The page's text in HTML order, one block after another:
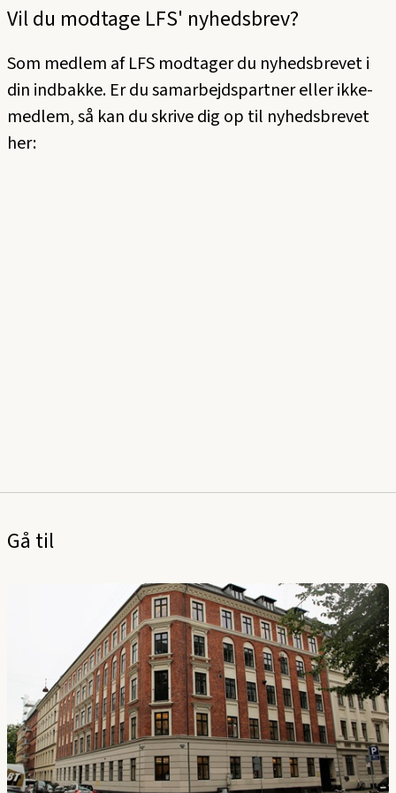
Vil du modtage LFS' nyhedsbrev?
Som medlem af LFS modtager du nyhedsbrevet i
din indbakke. Er du samarbejdspartner eller ikke-
medlem, så kan du skrive dig op til nyhedsbrevet
her:
Gå til